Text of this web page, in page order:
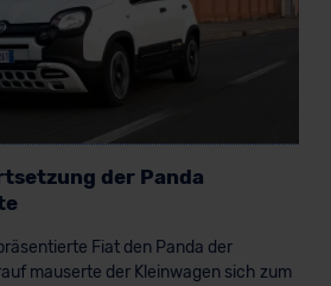
der Panda
Fiat den Panda der
mauserte der Kleinwagen sich zum